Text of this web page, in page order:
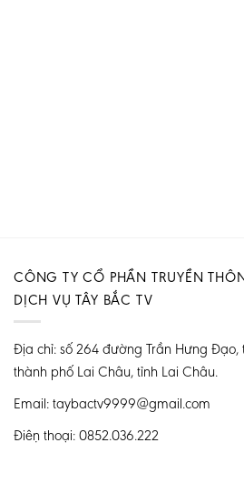
CÔNG TY CỔ PHẦN TRUYỀN
DỊCH VỤ TÂY BẮC TV
Địa chỉ: số 264 đường Trần Hưng Đạo,
thành phố Lai Châu, tỉnh Lai Châu.
Email: taybactv9999@gmail.com
Điện thoại: 0852.036.222